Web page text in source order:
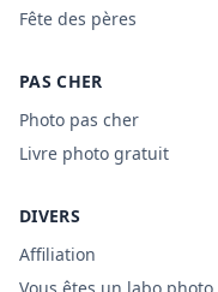
Fête des pères
PAS CHER
Photo pas cher
Livre photo gratuit
DIVERS
Affiliation